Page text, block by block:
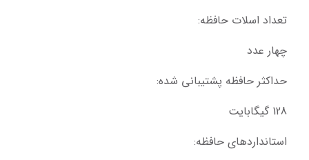
تعداد اسلات حافظه:
چهار عدد
حداکثر حافظه پشتیبانی شده:
128 گیگابایت
استانداردهای حافظه: